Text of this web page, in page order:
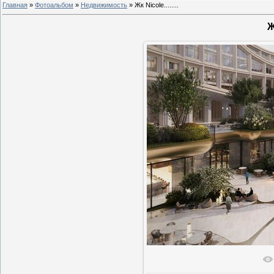
Главная » Фотоальбом » Недвижимость » Жк Nicole........
В